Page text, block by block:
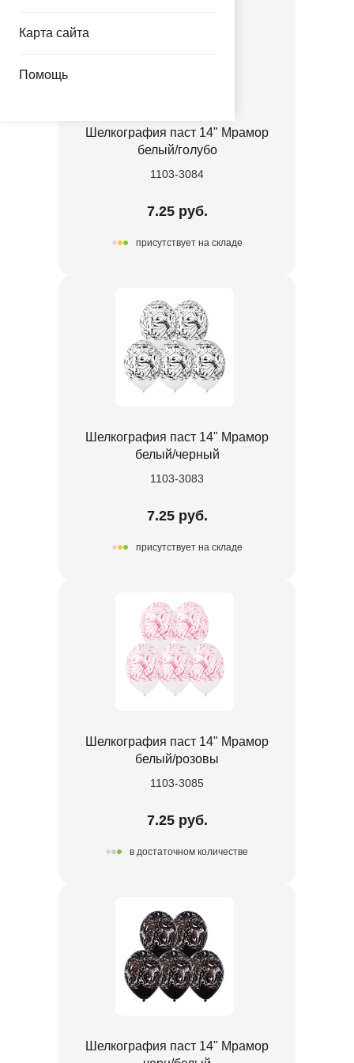
Карта сайта
Помощь
Шелкография паст 14" Мрамор
белый/голубо
1103-3084
7.25 руб.
присутствует на складе
Шелкография паст 14" Мрамор
белый/черный
1103-3083
7.25 руб.
присутствует на складе
Шелкография паст 14" Мрамор
белый/розовы
1103-3085
7.25 руб.
в достаточном количестве
Шелкография паст 14" Мрамор